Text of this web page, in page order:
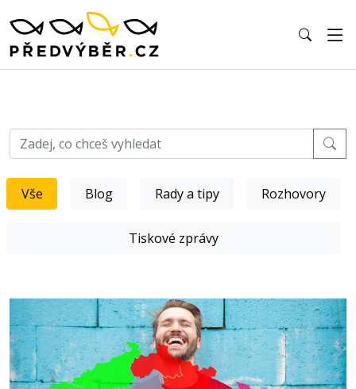
Vše Blog Rady a tipy Rozhovory
Tiskové zprávy